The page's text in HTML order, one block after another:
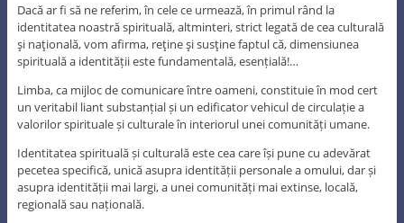
Dacă ar fi să ne referim, în cele ce urmează, în primul rând la
identitatea noastră spirituală, altminteri, strict legată de cea culturală
şi naţională, vom afirma, reţine şi susţine faptul că, dimensiunea
spirituală a identității este fundamentală, esențială!…
Limba, ca mijloc de comunicare între oameni, constituie în mod cert
un veritabil liant substanțial și un edificator vehicul de circulație a
valorilor spirituale și culturale în interiorul unei comunități umane.
Identitatea spirituală și culturală este cea care își pune cu adevărat
pecetea specifică, unică asupra identității personale a omului, dar și
asupra identității mai largi, a unei comunități mai extinse, locală,
regională sau națională.